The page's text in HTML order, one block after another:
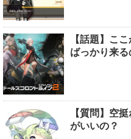
【話題】こ
ばっかり来
【質問】空
がいいの？